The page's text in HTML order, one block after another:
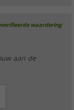
waardering
aan de